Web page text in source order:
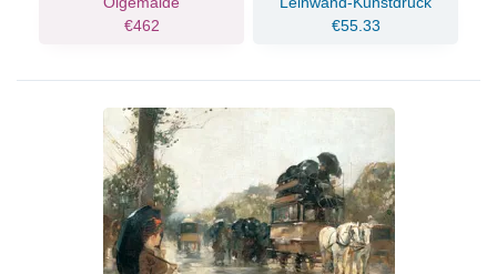
€462
€55.33